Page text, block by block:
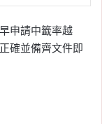
申請中籤率越
確並備齊文件即